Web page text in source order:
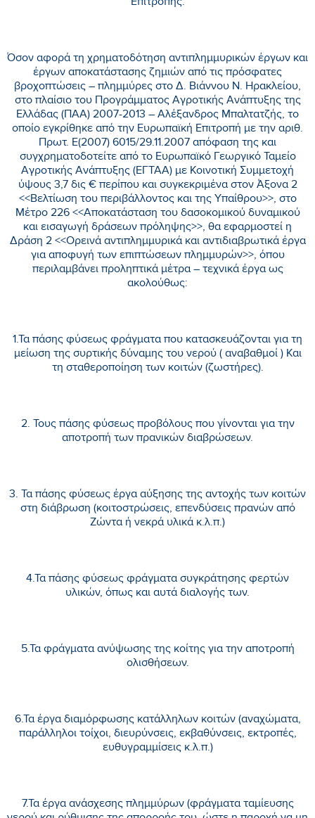
Όσον αφορά τη χρηματοδότηση αντιπλημμυρικών έργων και
έργων αποκατάστασης ζημιών από τις πρόσφατες
βροχοπτώσεις – πλημμύρες στο Δ. Βιάννου Ν. Ηρακλείου,
στο πλαίσιο του Προγράμματος Αγροτικής Ανάπτυξης της
Ελλάδας (ΠΑΑ) 2007-2013 – Αλέξανδρος Μπαλτατζής, το
οποίο εγκρίθηκε από την Ευρωπαϊκή Επιτροπή με την αριθ.
Πρωτ. Ε(2007) 6015/29.11.2007 απόφαση της και
συγχρηματοδοτείτε από το Ευρωπαϊκό Γεωργικό Ταμείο
Αγροτικής Ανάπτυξης (ΕΓΤΑΑ) με Κοινοτική Συμμετοχή
ύψους 3,7 δις € περίπου και συγκεκριμένα στον Άξονα 2
<<Βελτίωση του περιβάλλοντος και της Υπαίθρου>>, στο
Μέτρο 226 <<Αποκατάσταση του δασοκομικού δυναμικού
και εισαγωγή δράσεων πρόληψης>>, θα εφαρμοστεί η
Δράση 2 <<Ορεινά αντιπλημμυρικά και αντιδιαβρωτικά έργα
για αποφυγή των επιπτώσεων πλημμυρών>>, όπου
περιλαμβάνει προληπτικά μέτρα – τεχνικά έργα ως
ακολούθως:
1.Τα πάσης φύσεως φράγματα που κατασκευάζονται για τη
μείωση της συρτικής δύναμης του νερού ( αναβαθμοί ) Και
τη σταθεροποίηση των κοιτών (ζωστήρες).
2. Τους πάσης φύσεως προβόλους που γίνονται για την
αποτροπή των πρανικών διαβρώσεων.
3. Τα πάσης φύσεως έργα αύξησης της αντοχής των κοιτών
στη διάβρωση (κοιτοστρώσεις, επενδύσεις πρανών από
Ζώντα ή νεκρά υλικά κ.λ.π.)
4.Τα πάσης φύσεως φράγματα συγκράτησης φερτών
υλικών, όπως και αυτά διαλογής των.
5.Τα φράγματα ανύψωσης της κοίτης για την αποτροπή
ολισθήσεων.
6.Τα έργα διαμόρφωσης κατάλληλων κοιτών (αναχώματα,
παράλληλοι τοίχοι, διευρύνσεις, εκβαθύνσεις, εκτροπές,
ευθυγραμμίσεις κ.λ.π.)
7.Τα έργα ανάσχεσης πλημμύρων (φράγματα ταμίευσης